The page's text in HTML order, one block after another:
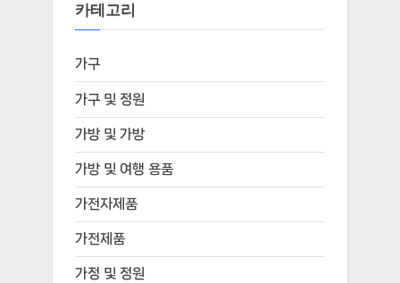
카테고리
가구
가구 및 정원
가방 및 가방
가방 및 여행 용품
가전자제품
가전제품
가정 및 정원